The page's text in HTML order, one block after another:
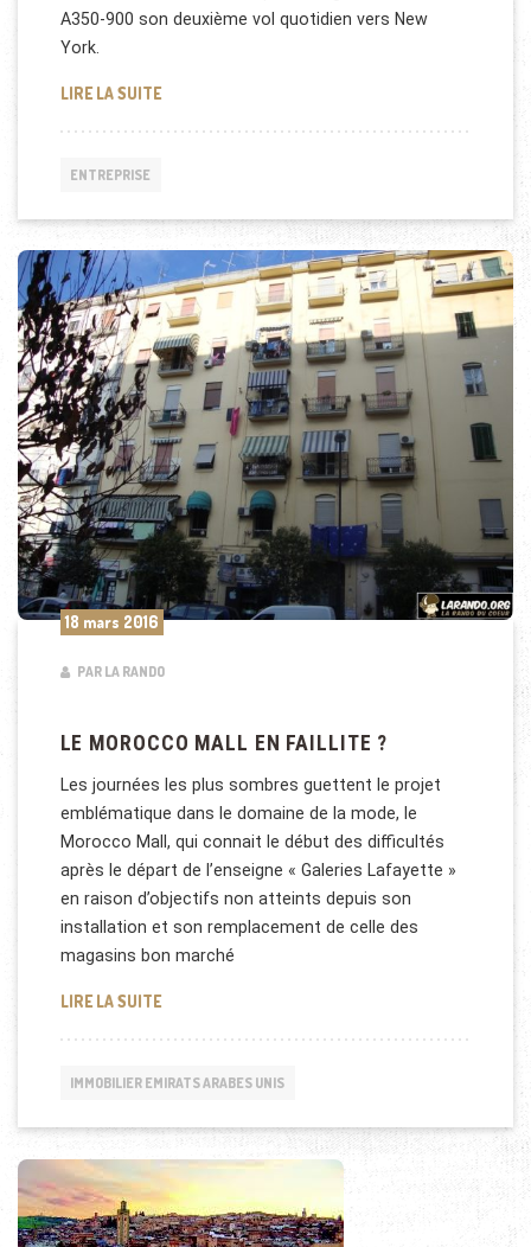
A350-900 son deuxième vol quotidien vers New
York.
LIRE LA SUITEQATAR AIRWAYS FERA MARRAKECH
ENTREPRISE
18 mars 2016
PAR LA RANDO
LE MOROCCO MALL EN FAILLITE ?
Les journées les plus sombres guettent le projet
emblématique dans le domaine de la mode, le
Morocco Mall, qui connait le début des difficultés
après le départ de l’enseigne « Galeries Lafayette »
en raison d’objectifs non atteints depuis son
installation et son remplacement de celle des
magasins bon marché
LIRE LA SUITELE MOROCCO MALL EN FAILLITE ?
IMMOBILIER EMIRATS ARABES UNIS